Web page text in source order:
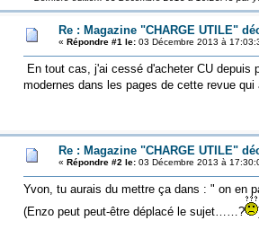
Re : Magazine "CHARGE UTILE"
« Répondre #1 le:03 Décembre 2013 à
En tout cas, j'ai cessé d'acheter CU depuis
modernes dans les pages de cette revue
Re : Magazine "CHARGE UTILE"
« Répondre #2 le:03 Décembre 2013 à
Yvon, tu aurais du mettre ça dans : " on en
(Enzo peut peut-être déplacé le sujet……?